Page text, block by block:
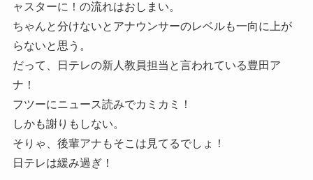
ャスターに！の流れはおしまい。
ちゃんと分けないとアナウンサーのレベルも一向に上が
らないと思う。
だって、日テレの新人教員担当と言われている豊田ア
ナ！
フツーにニュース読みでカミカミ！
しかも謝りもしない。
そりゃ、後輩アナもそこは見てるでしょ！
日テレは緩み過ぎ！